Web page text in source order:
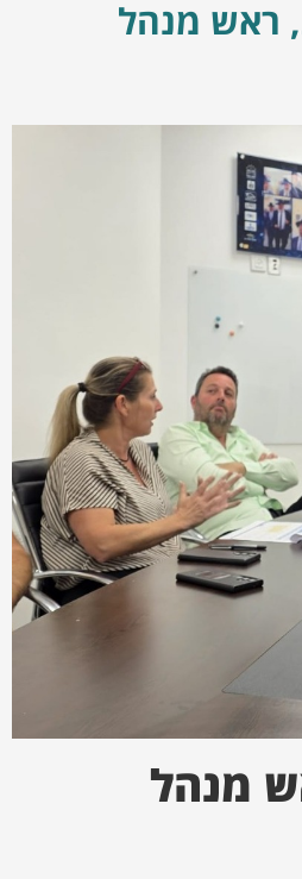
ראש מנהל
מנהל